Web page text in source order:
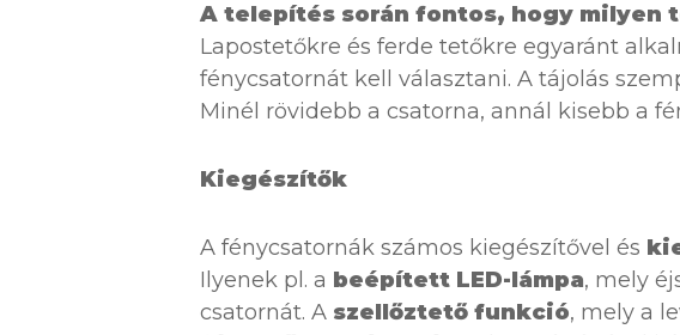
A telepítés során fontos, hogy
Lapostetőkre és ferde tetőkre egyaránt
fénycsatornát kell választani. A tájolás
Minél rövidebb a csatorna, annál kisebb a
Kiegészítők
A fénycsatornák számos kiegészítővel és
Ilyenek pl. a beépített LED-lámpa, mely
csatornát. A szellőztető funkció, mely a